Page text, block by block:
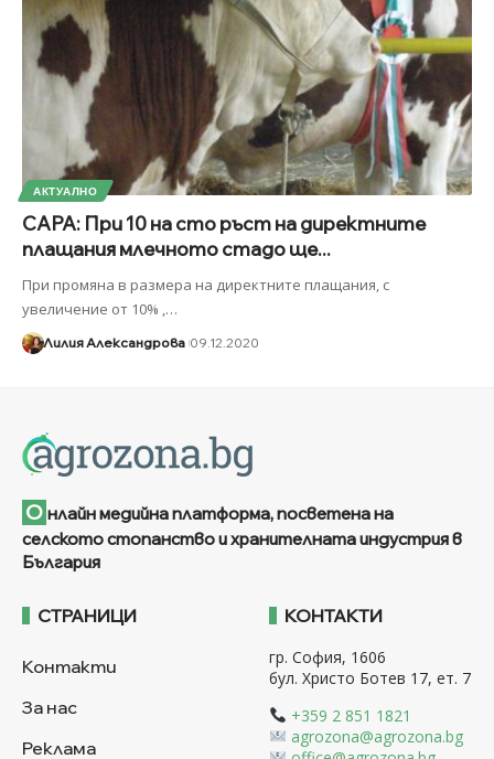
АКТУАЛНО
САРА: При 10 на сто ръст на директните
плащания млечното стадо ще...
При промяна в размера на директните плащания, с
увеличение от 10% , …
Лилия Александрова 09.12.2020
О нлайн медийна платформа, посветена на
селското стопанство и хранителната индустрия в
България
СТРАНИЦИ
Контакти
За нас
Реклама
КОНТАКТИ
гр. София, 1606
бул. Христо Ботев 17, ет. 7
+359 2 851 1821
agrozona@agrozona.bg